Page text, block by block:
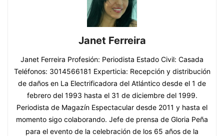
Janet Ferreira
Janet Ferreira Profesión: Periodista Estado Civil: Casada
Teléfonos: 3014566181 Experticia: Recepción y distribución
de daños en La Electrificadora del Atlántico desde el 1 de
febrero del 1993 hasta el 31 de diciembre del 1999.
Periodista de Magazín Espectacular desde 2011 y hasta el
momento sigo colaborando. Jefe de prensa de Gloria Peña
para el evento de la celebración de los 65 años de la